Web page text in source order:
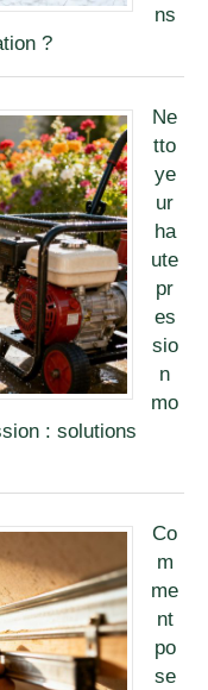
ns
?
Ne
tto
ye
ur
ha
ute
pr
es
sio
n
mo
: solutions
Co
m
me
nt
po
se